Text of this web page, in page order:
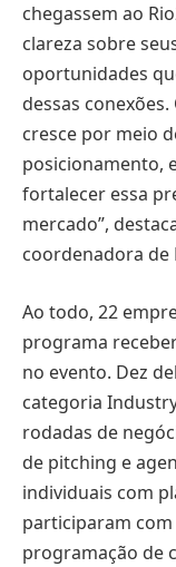
chegassem ao
clareza sobre
oportunidades
dessas
cresce por meio
posicionamento,
fortalecer essa
mercado”,
coordenadora de
Ao todo, 22
programa
no evento. Dez
categoria
rodadas de
de pitching e
individuais com
participaram com
programação de